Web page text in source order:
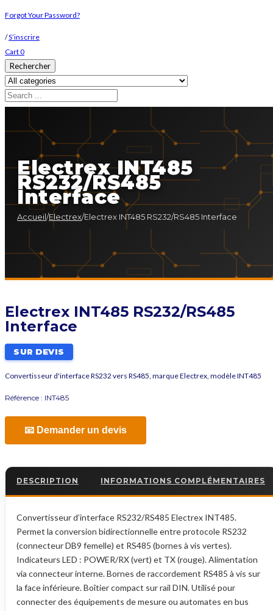
Forgot Your Password?
/S’inscrire
Cart0
Rechercher
Electrex INT485
RS232/RS485
Interface
Accueil/Electrex/Electrex INT485 RS232/RS485 Interface
Electrex INT485 RS232/RS485
Interface
SUR DEVIS
Convertisseur d'interface RS232 vers RS485, marque Electrex, modèle INT485
Référence : INT485
📧 Demander un devis
DESCRIPTION INFORMATIONS COMPLÉMENTAIRES
Convertisseur d’interface RS232/RS485 Electrex INT485.
Permet la conversion bidirectionnelle entre protocole RS232
(connecteur DB9 femelle) et RS485 (bornes à vis vertes).
Indicateurs LED : POWER/RX (vert) et TX (rouge). Alimentation
via connecteur interne. Bornes de raccordement RS485 à vis sur
la face inférieure. Boîtier compact sur rail DIN. Utilisé pour
connecter des équipements de mesure ou automates en bus